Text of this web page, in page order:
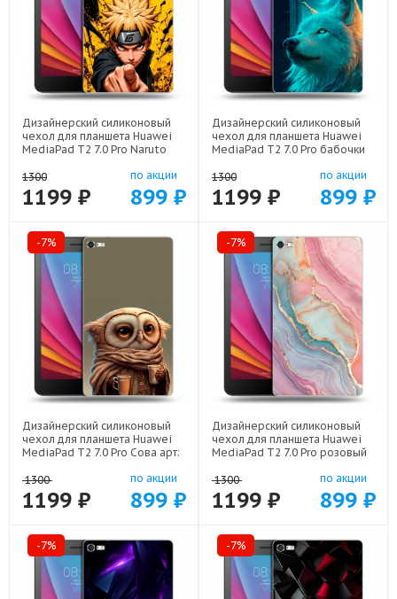
Дизайнерский силиконовый
чехол для планшета Huawei
MediaPad T2 7.0 Pro Naruto
1300
1199 ₽
по акции
899 ₽
Дизайнерский силиконовый
чехол для планшета Huawei
MediaPad T2 7.0 Pro бабочки
1300
1199 ₽
по акции
899 ₽
-7%
Дизайнерский силиконовый
чехол для планшета Huawei
MediaPad T2 7.0 Pro Сова арт:
1300
1199 ₽
по акции
899 ₽
-7%
Дизайнерский силиконовый
чехол для планшета Huawei
MediaPad T2 7.0 Pro розовый
1300
1199 ₽
по акции
899 ₽
-7% -7%